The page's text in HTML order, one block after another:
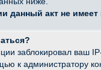
данный акт не
заблокировал ваш
к администратору